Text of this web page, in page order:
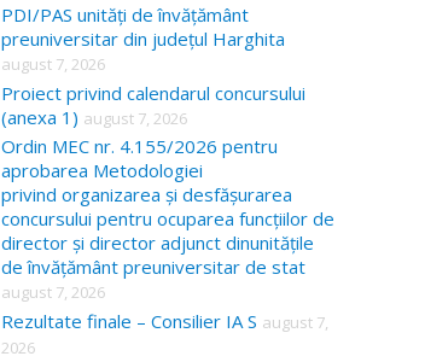
c
h
f
o
r
:
PDI/PAS unități de învățământ
preuniversitar din județul Harghita
august 7, 2026
Proiect privind calendarul concursului
(anexa 1) august 7, 2026
Ordin MEC nr. 4.155/2026 pentru
aprobarea Metodologiei
privind organizarea și desfășurarea
concursului pentru ocuparea funcțiilor de
director și director adjunct dinunitățile
de învățământ preuniversitar de stat
august 7, 2026
Rezultate finale – Consilier IA S august 7,
2026